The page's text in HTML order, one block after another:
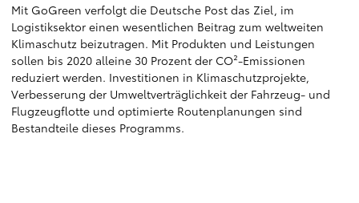
Mit GoGreen verfolgt die Deutsche Post das Ziel, im
Logistiksektor einen wesentlichen Beitrag zum weltweiten
Klimaschutz beizutragen. Mit Produkten und Leistungen
sollen bis 2020 alleine 30 Prozent der CO²-Emissionen
reduziert werden. Investitionen in Klimaschutzprojekte,
Verbesserung der Umweltverträglichkeit der Fahrzeug- und
Flugzeugflotte und optimierte Routenplanungen sind
Bestandteile dieses Programms.